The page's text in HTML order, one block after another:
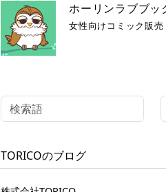
ホーリンラブブッ
女性向けコミック販売
TORICOのブログ